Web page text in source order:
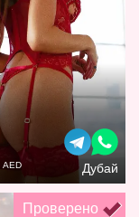
AED Дубай
Проверено